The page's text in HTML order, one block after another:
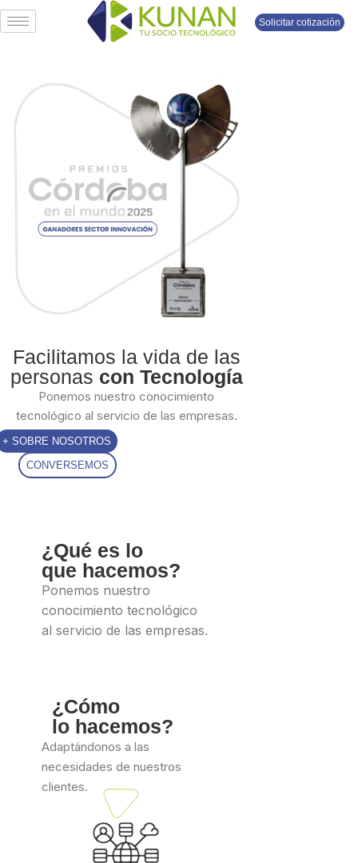
Solicitar cotización
Facilitamos la vida de las
personas con Tecnología
Ponemos nuestro conocimiento
tecnológico al servicio de las empresas.
+ SOBRE NOSOTROS
CONVERSEMOS
¿Qué es lo
que hacemos?
Ponemos nuestro
conocimiento tecnológico
al servicio de las empresas.
¿Cómo
lo hacemos?
Adaptándonos a las
necesidades de nuestros
clientes.